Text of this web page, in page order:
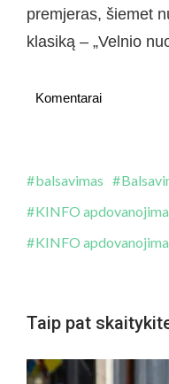
premjeras, šiemet
klasiką – „Velnio
Komentarai
balsavimas
KINFO
KINFO
Taip pat